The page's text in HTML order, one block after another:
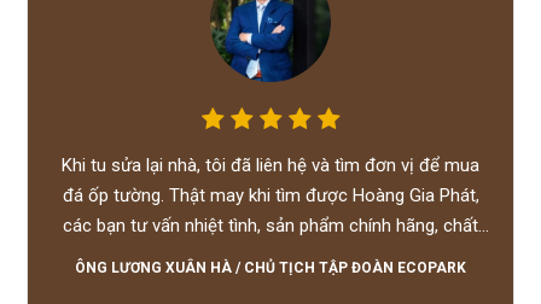
Khi tu sửa lại nhà, tôi đã liên hệ và tìm đơn vị để mua
đá ốp tường. Thật may khi tìm được Hoàng Gia Phát,
các bạn tư vấn nhiệt tình, sản phẩm chính hãng, chất
lượng tốt, giá hợp lý, hỗ trợ tận tình.
ÔNG LƯƠNG XUÂN HÀ / CHỦ TỊCH TẬP ĐOÀN ECOPARK